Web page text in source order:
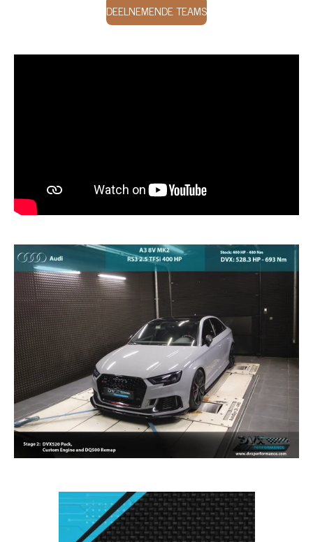
DEELNEMENDE TEAMS